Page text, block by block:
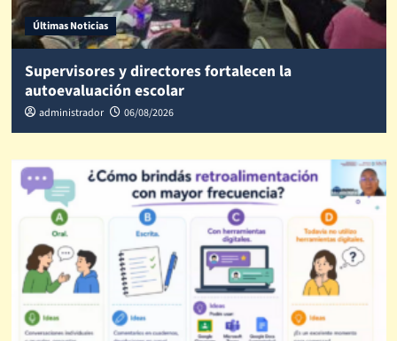
Últimas Noticias
Supervisores y directores fortalecen la
autoevaluación escolar
administrador 06/08/2026